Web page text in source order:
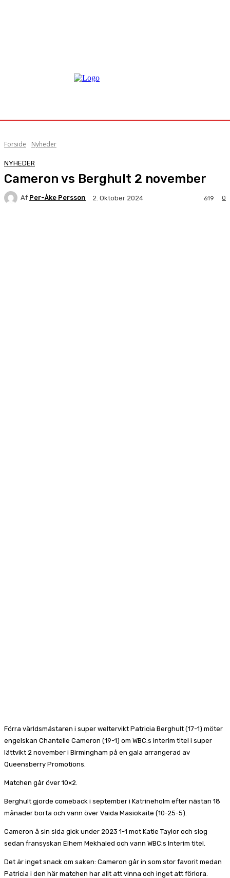
Forside Nyheder
NYHEDER
Cameron vs Berghult 2 november
Af Per-Åke Persson 2. Oktober 2024 0
619
Förra världsmästaren i super weltervikt Patricia Berghult (17-1) möter
engelskan Chantelle Cameron (19-1) om WBC:s interim titel i super
lättvikt 2 november i Birmingham på en gala arrangerad av
Queensberry Promotions.
Matchen går över 10×2.
Berghult gjorde comeback i september i Katrineholm efter nästan 18
månader borta och vann över Vaida Masiokaite (10-25-5).
Cameron å sin sida gick under 2023 1-1 mot Katie Taylor och slog
sedan fransyskan Elhem Mekhaled och vann WBC:s Interim titel.
Det är inget snack om saken: Cameron går in som stor favorit medan
Patricia i den här matchen har allt att vinna och inget att förlora.